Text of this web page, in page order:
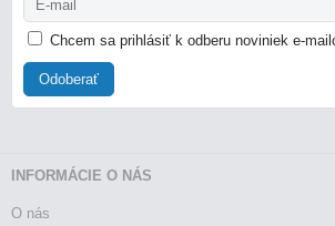
Chcem sa prihlásiť k odberu noviniek e-
Odoberať
INFORMÁCIE O NÁS
O nás